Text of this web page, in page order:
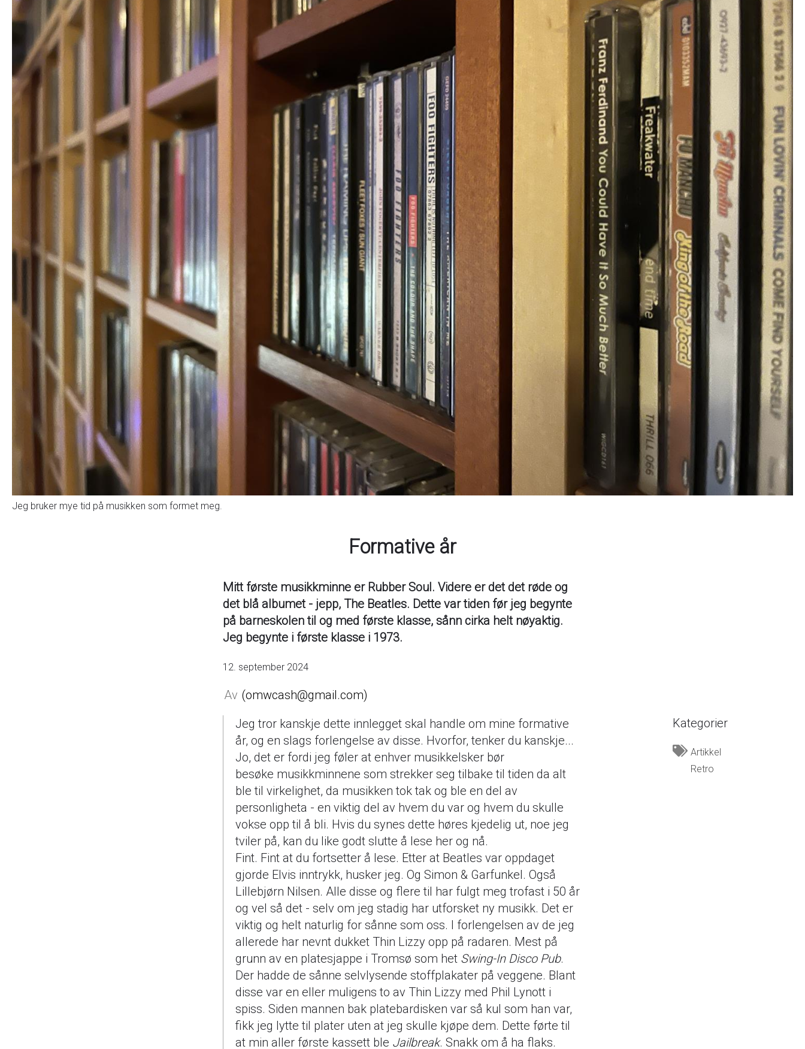
Jeg bruker mye tid på musikken som formet meg.
Formative år
Mitt første musikkminne er Rubber Soul. Videre er det det røde og
det blå albumet - jepp, The Beatles. Dette var tiden før jeg begynte
på barneskolen til og med første klasse, sånn cirka helt nøyaktig.
Jeg begynte i første klasse i 1973.
12. september 2024
omwcash@gmail.com
Jeg tror kanskje dette innlegget skal handle om mine formative
år, og en slags forlengelse av disse. Hvorfor, tenker du kanskje...
Jo, det er fordi jeg føler at enhver musikkelsker bør
besøke musikkminnene som strekker seg tilbake til tiden da alt
ble til virkelighet, da musikken tok tak og ble en del av
personligheta - en viktig del av hvem du var og hvem du skulle
vokse opp til å bli. Hvis du synes dette høres kjedelig ut, noe jeg
tviler på, kan du like godt slutte å lese her og nå.
Fint. Fint at du fortsetter å lese. Etter at Beatles var oppdaget
gjorde Elvis inntrykk, husker jeg. Og Simon & Garfunkel. Også
Lillebjørn Nilsen. Alle disse og flere til har fulgt meg trofast i 50 år
og vel så det - selv om jeg stadig har utforsket ny musikk. Det er
viktig og helt naturlig for sånne som oss. I forlengelsen av de jeg
allerede har nevnt dukket Thin Lizzy opp på radaren. Mest på
grunn av en platesjappe i Tromsø som het Swing-In Disco Pub.
Der hadde de sånne selvlysende stoffplakater på veggene. Blant
disse var en eller muligens to av Thin Lizzy med Phil Lynott i
spiss. Siden mannen bak platebardisken var så kul som han var,
fikk jeg lytte til plater uten at jeg skulle kjøpe dem. Dette førte til
at min aller første kassett ble Jailbreak. Snakk om å ha flaks.
Kategorier
Artikkel
Retro